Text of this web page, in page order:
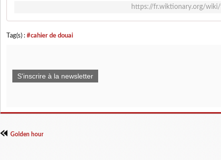
https://fr.wiktionary.org/wiki/
Tag(s) : #cahier de douai
S'inscrire à la newsletter
Golden hour